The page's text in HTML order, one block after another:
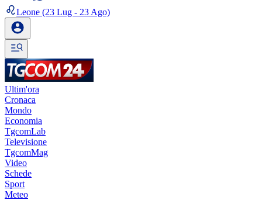
Leone (23 Lug - 23 Ago)
Ultim'ora
Cronaca
Mondo
Economia
TgcomLab
Televisione
TgcomMag
Video
Schede
Sport
Meteo